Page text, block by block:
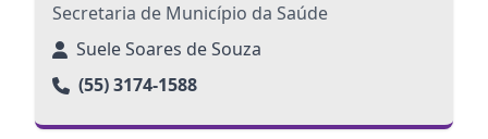
Secretaria de Município da Saúde
Suele Soares de Souza
(55) 3174-1588